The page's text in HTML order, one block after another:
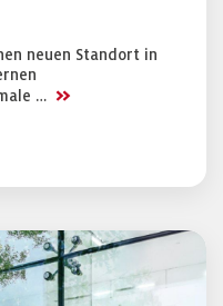
neuen Standort in
… >>